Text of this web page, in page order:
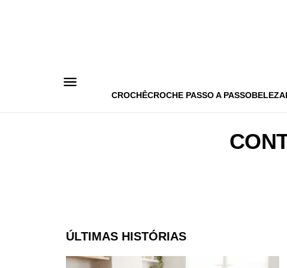
CROCHÊCROCHE PASSO A PASSOBELEZA
ÚLTIMAS HISTÓRIAS